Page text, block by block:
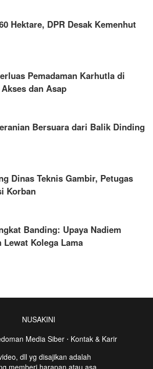
Hektare, DPR Desak Kemenhut
Pemadaman Karhutla di
dan Asap
Bersuara dari Balik Dinding
Dinas Teknis Gambir, Petugas
Korban
Banding: Upaya Nadiem
Kolega Lama
NUSAKINI
Media Siber⋅ Kontak & Karir
dll yg disajikan adalah
memberi harapan atau asa